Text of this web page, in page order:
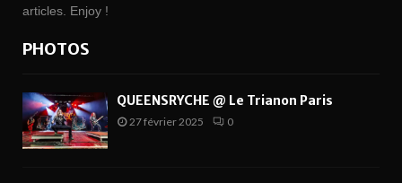
articles. Enjoy !
PHOTOS
QUEENSRYCHE @ Le Trianon Paris
27 février 2025 0